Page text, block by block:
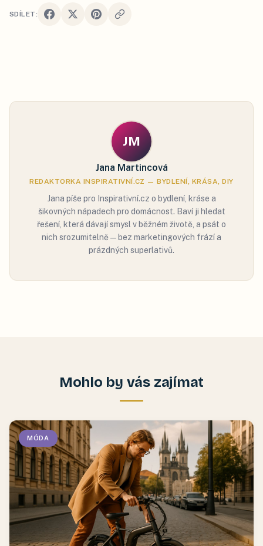
SDÍLET:
JM
Jana Martincová
REDAKTORKA INSPIRATIVNÍ.CZ — BYDLENÍ, KRÁSA, DIY
Jana píše pro Inspirativní.cz o bydlení, kráse a
šikovných nápadech pro domácnost. Baví ji hledat
řešení, která dávají smysl v běžném životě, a psát o
nich srozumitelně — bez marketingových frází a
prázdných superlativů.
Mohlo by vás zajímat
MÓDA